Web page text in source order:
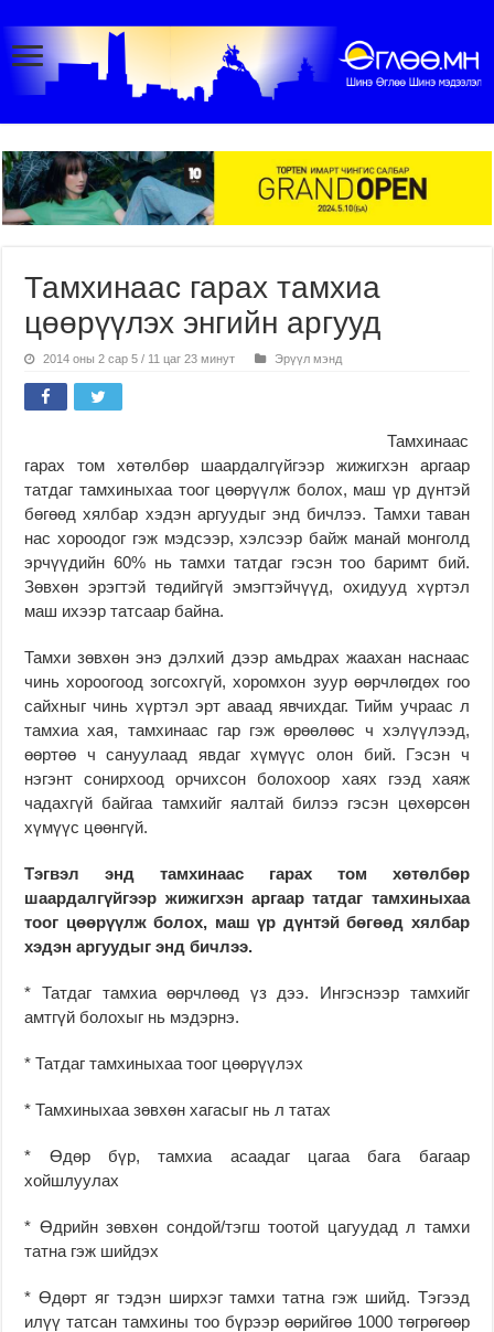
Тамхинаас гарах тамхиа
цөөрүүлэх энгийн аргууд
2014 оны 2 сар 5 / 11 цаг 23 минут Эрүүл мэнд
Тамхинаас
гарах том хөтөлбөр шаардалгүйгээр жижигхэн аргаар
татдаг тамхиныхаа тоог цөөрүүлж болох, маш үр дүнтэй
бөгөөд хялбар хэдэн аргуудыг энд бичлээ. Тамхи таван
нас хороодог гэж мэдсээр, хэлсээр байж манай монголд
эрчүүдийн 60% нь тамхи татдаг гэсэн тоо баримт бий.
Зөвхөн эрэгтэй төдийгүй эмэгтэйчүүд, охидууд хүртэл
маш ихээр татсаар байна.
Тамхи зөвхөн энэ дэлхий дээр амьдрах жаахан наснаас
чинь хороогоод зогсохгүй, хоромхон зуур өөрчлөгдөх гоо
сайхныг чинь хүртэл эрт аваад явчихдаг. Тийм учраас л
тамхиа хая, тамхинаас гар гэж өрөөлөөс ч хэлүүлээд,
өөртөө ч сануулаад явдаг хүмүүс олон бий. Гэсэн ч
нэгэнт сонирхоод орчихсон болохоор хаях гээд хаяж
чадахгүй байгаа тамхийг яалтай билээ гэсэн цөхөрсөн
хүмүүс цөөнгүй.
Тэгвэл энд тамхинаас гарах том хөтөлбөр
шаардалгүйгээр жижигхэн аргаар татдаг тамхиныхаа
тоог цөөрүүлж болох, маш үр дүнтэй бөгөөд хялбар
хэдэн аргуудыг энд бичлээ.
* Татдаг тамхиа өөрчлөөд үз дээ. Ингэснээр тамхийг
амтгүй болохыг нь мэдэрнэ.
* Татдаг тамхиныхаа тоог цөөрүүлэх
* Тамхиныхаа зөвхөн хагасыг нь л татах
* Өдөр бүр, тамхиа асаадаг цагаа бага багаар
хойшлуулах
* Өдрийн зөвхөн сондой/тэгш тоотой цагуудад л тамхи
татна гэж шийдэх
* Өдөрт яг тэдэн ширхэг тамхи татна гэж шийд. Тэгээд
илүү татсан тамхины тоо бүрээр өөрийгөө 1000 төгрөгөөр